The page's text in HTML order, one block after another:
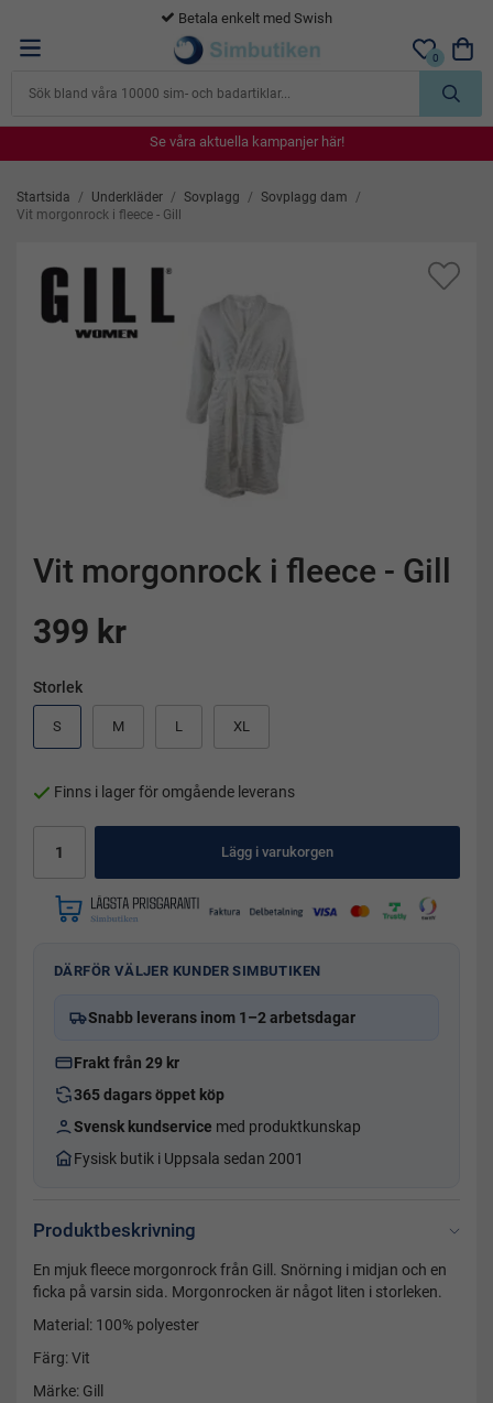
Betala enkelt med Swish
0
Se våra aktuella kampanjer här!
Se våra aktuella kampanjer här!
Se våra aktuella kampanjer här!
Se våra aktuella kampanjer här!
Startsida / Underkläder / Sovplagg / Sovplagg dam
/
Vit morgonrock i fleece - Gill
Vit morgonrock i fleece - Gill
399 kr
Storlek
S M L XL
Finns i lager för omgående leverans
Lägg i varukorgen
DÄRFÖR VÄLJER KUNDER SIMBUTIKEN
Snabb leverans inom 1–2 arbetsdagar
Frakt från 29 kr
365 dagars öppet köp
Svensk kundservice med produktkunskap
Fysisk butik i Uppsala sedan 2001
Produktbeskrivning
En mjuk fleece morgonrock från Gill. Snörning i midjan och en
ficka på varsin sida. Morgonrocken är något liten i storleken.
Material: 100% polyester
Färg: Vit
Märke: Gill